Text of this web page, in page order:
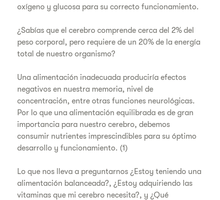
oxígeno y glucosa para su correcto funcionamiento.
¿Sabías que el cerebro comprende cerca del 2% del
peso corporal, pero requiere de un 20% de la energía
total de nuestro organismo?
Una alimentación inadecuada produciría efectos
negativos en nuestra memoria, nivel de
concentración, entre otras funciones neurológicas.
Por lo que una alimentación equilibrada es de gran
importancia para nuestro cerebro, debemos
consumir nutrientes imprescindibles para su óptimo
desarrollo y funcionamiento. (1)
Lo que nos lleva a preguntarnos ¿Estoy teniendo una
alimentación balanceada?, ¿Estoy adquiriendo las
vitaminas que mi cerebro necesita?, y ¿Qué